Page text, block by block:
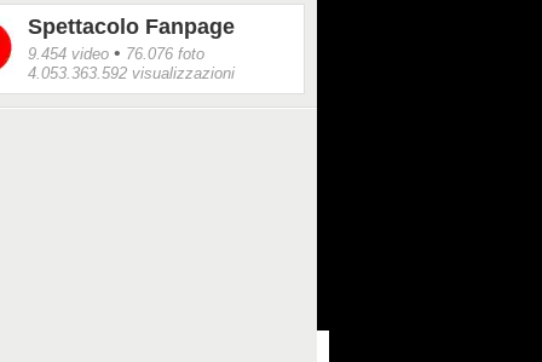
Spettacolo Fanpage
9.454 video • 76.076 foto
4.053.363.592 visualizzazioni